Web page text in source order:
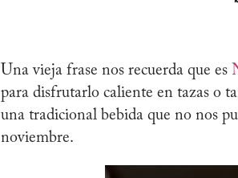
Una vieja frase nos recuerda que es
para disfrutarlo caliente en tazas o
una tradicional bebida que no nos
noviembre.